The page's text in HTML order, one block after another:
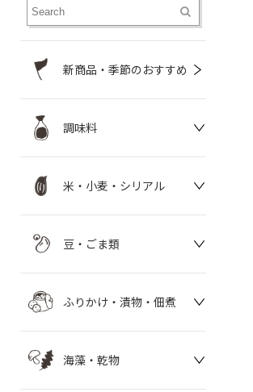
新商品・季節のおすすめ
調味料
米・小麦・シリアル
豆・ごま類
ふりかけ・漬物・佃煮
海藻・乾物